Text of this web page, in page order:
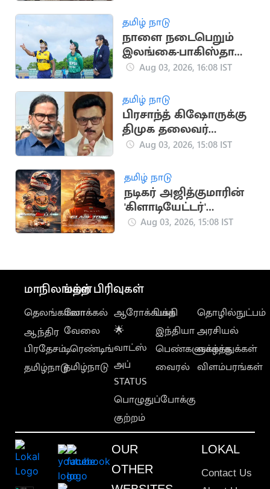
தமிழ் நாடு
நாளை நடைபெறும்
இலங்கை-பாகிஸ்தான்
மகளிர் கடைசி டி20
Aug 03, 2026, 16:08 IST
தமிழ் நாடு
பிரசாந்த் கிஷோருக்கு
திமுக தலைவர்
மு.க.ஸ்டாலின்
Aug 03, 2026, 15:08 IST
தமிழ் நாடு
நடிகர் அஜித்குமாரின்
'கிளாடியேட்டர்'
ஆவணப்படத்தின்
Aug 03, 2026, 15:08 IST
மாநிலங்கள்
தெலங்கானா
ஆந்திர
பிரதேசம்
தமிழ்நாடு
மற்ற பிரிவுகள்
லோக்கல்
வேலை
டிரெண்டிங்
தமிழ்நாடு
ஆரோக்கியம்
🌟
வாட்ஸ்
அப்
STATUS
பொழுதுப்போக்கு
குற்றம்
பக்தி
இந்தியா
பெண்களுக்காக
வைரல்
தொழில்நுட்பம்
அரசியல்
வாழ்த்துக்கள்
விளம்பரங்கள்
OUR
OTHER
LOKAL
Contact Us